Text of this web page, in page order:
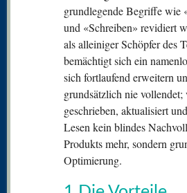
grundlegende Begriffe wie
und «Schreiben» revidiert
als alleiniger Schöpfer des
bemächtigt sich ein
sich fortlaufend erweitern
grundsätzlich nie
geschrieben, aktualisiert
Lesen kein blindes
Produkts mehr, sondern
Optimierung.